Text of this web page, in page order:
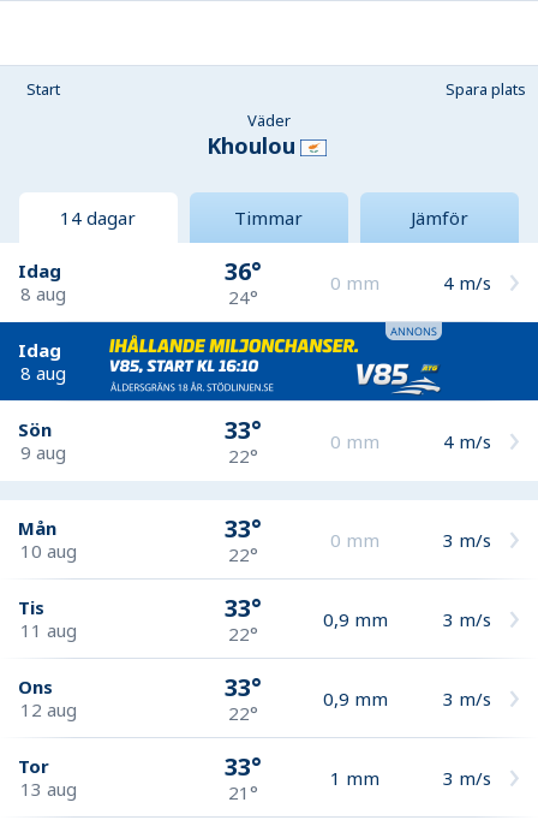
Start
Spara plats
Väder
Khoulou
14 dagar Timmar Jämför
Idag
8 aug
36°
24°
0 mm 4 m/s
Idag
8 aug
Sön
9 aug
33°
22°
0 mm 4 m/s
Mån
10 aug
33°
22°
0 mm 3 m/s
Tis
11 aug
33°
22°
0,9 mm 3 m/s
Ons
12 aug
33°
22°
0,9 mm 3 m/s
Tor
13 aug
33°
21°
1 mm 3 m/s